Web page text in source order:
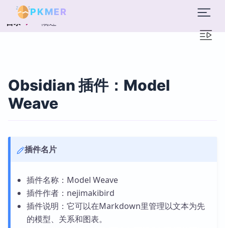
PKMER
目录 概述
Obsidian 插件：Model
Weave
插件名片
插件名称：Model Weave
插件作者：nejimakibird
插件说明：它可以在Markdown里管理以文本为先
的模型、关系和图表。